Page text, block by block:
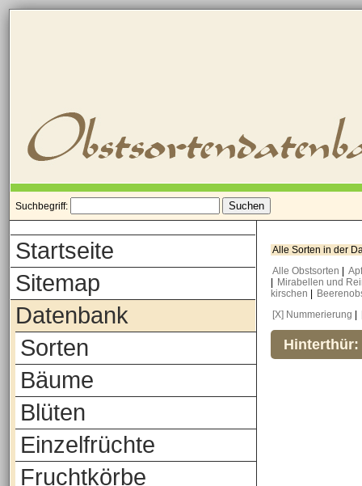
Suchbegriff:
Startseite
Sitemap
Datenbank
Sorten
Bäume
Blüten
Einzelfrüchte
Fruchtkörbe
Alle Sorten in der
Alle Obstsorten
Mirabellen und
kirschen
[X] Nummerierung